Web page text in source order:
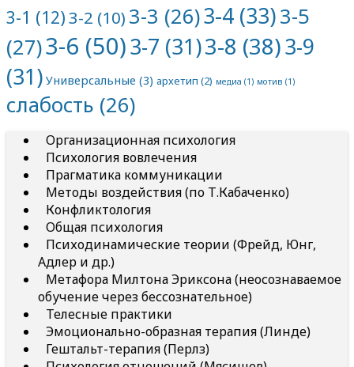
3-1 (12)3-2 (10) 3-3 (26)3-4 (33)3-5
(27)3-6 (50)3-7 (31)3-8 (38)3-9
(31) Универсальные (3) архетип (2) медиа (1) мотив (1)
слабость (26)
Организационная психология
Психология вовлечения
Прагматика коммуникации
Методы воздействия (по Т.Кабаченко)
Конфликтология
Общая психология
Психодинамические теории (Фрейд, Юнг,
Адлер и др.)
Метафора Милтона Эриксона (неосознаваемое
обучение через бессознательное)
Телесные практики
Эмоционально-образная терапия (Линде)
Гештальт-терапия (Перлз)